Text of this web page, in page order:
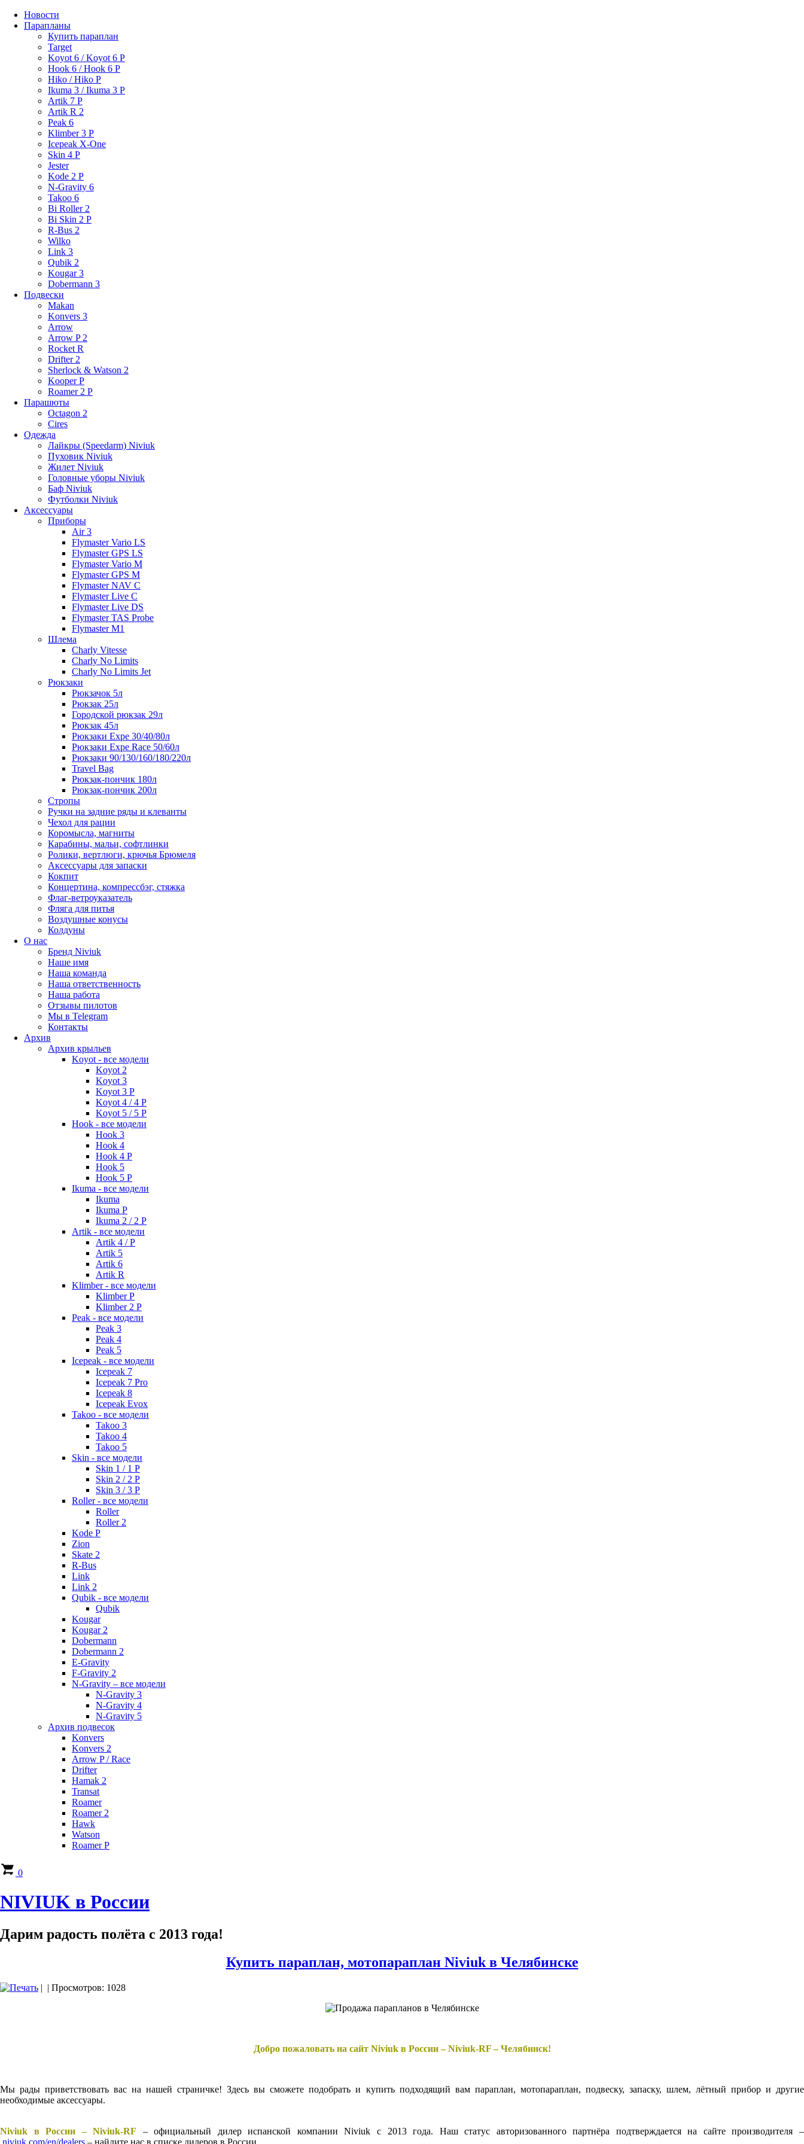
Новости
Парапланы
Купить параплан
Target
Koyot 6 / Koyot 6 P
Hook 6 / Hook 6 P
Hiko / Hiko P
Ikuma 3 / Ikuma 3 P
Artik 7 P
Artik R 2
Peak 6
Klimber 3 P
Icepeak X-One
Skin 4 P
Jester
Kode 2 P
N-Gravity 6
Takoo 6
Bi Roller 2
Bi Skin 2 P
R-Bus 2
Wilko
Link 3
Qubik 2
Kougar 3
Dobermann 3
Подвески
Makan
Konvers 3
Arrow
Arrow P 2
Rocket R
Drifter 2
Sherlock & Watson 2
Kooper P
Roamer 2 P
Парашюты
Octagon 2
Cires
Одежда
Лайкры (Speedarm) Niviuk
Пуховик Niviuk
Жилет Niviuk
Головные уборы Niviuk
Баф Niviuk
Футболки Niviuk
Аксессуары
Приборы
Air 3
Flymaster Vario LS
Flymaster GPS LS
Flymaster Vario M
Flymaster GPS M
Flymaster NAV C
Flymaster Live C
Flymaster Live DS
Flymaster TAS Probe
Flymaster M1
Шлема
Charly Vitesse
Charly No Limits
Charly No Limits Jet
Рюкзаки
Рюкзачок 5л
Рюкзак 25л
Городской рюкзак 29л
Рюкзак 45л
Рюкзаки Expe 30/40/80л
Рюкзаки Expe Race 50/60л
Рюкзаки 90/130/160/180/220л
Travel Bag
Рюкзак-пончик 180л
Рюкзак-пончик 200л
Стропы
Ручки на задние ряды и клеванты
Чехол для рации
Коромысла, магниты
Карабины, мальи, софтлинки
Ролики, вертлюги, крючья Брюмеля
Аксессуары для запаски
Кокпит
Концертина, компрессбэг, стяжка
Флаг-ветроуказатель
Фляга для питья
Воздушные конусы
Колдуны
О нас
Бренд Niviuk
Наше имя
Наша команда
Наша ответственность
Наша работа
Отзывы пилотов
Мы в Telegram
Контакты
Архив
Архив крыльев
Koyot - все модели
Koyot 2
Koyot 3
Koyot 3 P
Koyot 4 / 4 P
Koyot 5 / 5 P
Hook - все модели
Hook 3
Hook 4
Hook 4 P
Hook 5
Hook 5 P
Ikuma - все модели
Ikuma
Ikuma P
Ikuma 2 / 2 P
Artik - все модели
Artik 4 / P
Artik 5
Artik 6
Artik R
Klimber - все модели
Klimber P
Klimber 2 P
Peak - все модели
Peak 3
Peak 4
Peak 5
Icepeak - все модели
Icepeak 7
Icepeak 7 Pro
Icepeak 8
Icepeak Evox
Takoo - все модели
Takoo 3
Takoo 4
Takoo 5
Skin - все модели
Skin 1 / 1 P
Skin 2 / 2 P
Skin 3 / 3 P
Roller - все модели
Roller
Roller 2
Kode P
Zion
Skate 2
R-Bus
Link
Link 2
Qubik - все модели
Qubik
Kougar
Kougar 2
Dobermann
Dobermann 2
E-Gravity
F-Gravity 2
N-Gravity – все модели
N-Gravity 3
N-Gravity 4
N-Gravity 5
Архив подвесок
Konvers
Konvers 2
Arrow P / Race
Drifter
Hamak 2
Transat
Roamer
Roamer 2
Hawk
Watson
Roamer P
0
NIVIUK в России
Дарим радость полёта с 2013 года!
Купить параплан, мотопараплан Niviuk в Челябинске
| | Просмотров: 1028
Добро пожаловать на сайт Niviuk в России – Niviuk-RF – Челябинск!
Мы рады приветствовать вас на нашей страничке! Здесь вы сможете подобрать и купить подходящий вам параплан, мотопараплан, подвеску, запаску, шлем, лётный прибор и другие
необходимые аксессуары.
Niviuk в России – Niviuk-RF – официальный дилер испанской компании Niviuk с 2013 года. Наш статус авторизованного партнёра подтверждается на сайте производителя –
niviuk.com/en/dealers – найдите нас в списке дилеров в России.